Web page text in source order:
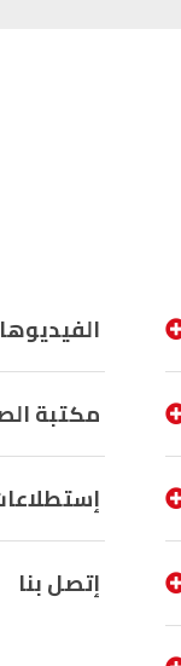
مكتبة
إتصل بنا